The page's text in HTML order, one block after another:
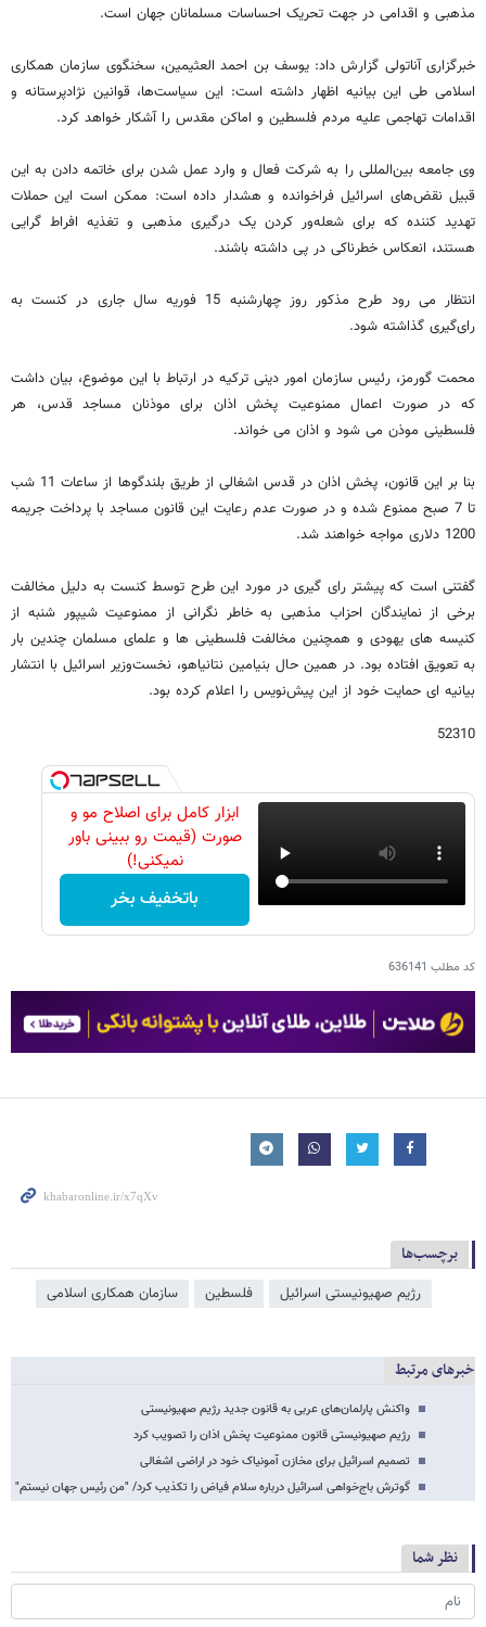
مذهبی و اقدامی در جهت تحریک احساسات مسلمانان جهان است.
خبرگزاری آناتولی گزارش داد: یوسف بن احمد العثیمین، سخنگوی سازمان همکاری
اسلامی طی این بیانیه اظهار داشته است: این سیاست‌ها، قوانین نژادپرستانه و
اقدامات تهاجمی علیه مردم فلسطین و اماکن مقدس را آشکار خواهد کرد.
وی جامعه بین‌المللی را به شرکت فعال و وارد عمل شدن برای خاتمه دادن به این
قبیل نقض‌های اسرائیل فراخوانده و هشدار داده است: ممکن است این حملات
تهدید کننده که برای شعله‌ور کردن یک درگیری‌ مذهبی و تغذیه افراط‌ گرایی
هستند، انعکاس خطرناکی در پی داشته باشند.
انتظار می رود طرح مذکور روز چهارشنبه 15 فوریه سال جاری در کنست به
رای‌گیری گذاشته شود.
محمت گورمز، رئیس سازمان امور دینی ترکیه در ارتباط با این موضوع، بیان داشت
که در صورت اعمال ممنوعیت پخش اذان برای موذنان مساجد قدس، هر
فلسطینی موذن می شود و اذان می خواند.
بنا بر این قانون، پخش اذان در قدس اشغالی از طریق بلندگوها از ساعات 11 شب
تا 7 صبح ممنوع شده و در صورت عدم رعایت این قانون مساجد با پرداخت جریمه
1200 دلاری مواجه خواهند شد.
گفتنی است که پیشتر رای گیری در مورد این طرح توسط کنست به دليل مخالفت
برخی از نمايندگان احزاب مذهبی به خاطر نگرانى از ممنوعيت شيپور شنبه از
كنيسه هاى يهودى و همچنین مخالفت فلسطینی ها و علمای مسلمان چندین بار
به تعویق افتاده بود. در همین حال بنیامین نتانیاهو، نخست‌وزیر اسرائیل با انتشار
بیانیه ای حمایت خود از این پیش‌نویس را اعلام کرده بود.
52310
ابزار کامل برای اصلاح مو و
صورت (قیمت رو ببینی باور
نمیکنی!)
باتخفیف بخر
کد مطلب 636141
برچسب‌ها
رژیم صهیونیستی اسرائیل فلسطین سازمان همکاری اسلامی
خبرهای مرتبط
واکنش پارلمان‌های عربی به قانون جدید رژیم صهیونیستی
رژیم صهیونیستی قانون ممنوعیت پخش اذان را تصویب کرد
تصمیم اسرائیل برای مخازن آمونیاک خود در اراضی اشغالی
گوترش باج‌خواهی اسرائیل درباره سلام فیاض را تکذیب کرد/ "من رئیس جهان نیستم"
نظر شما